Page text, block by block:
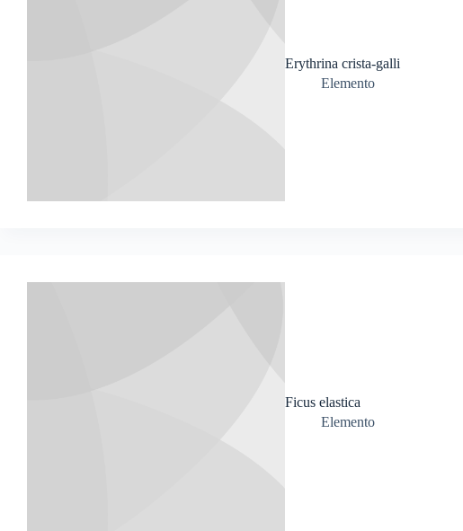
Erythrina crista-galli
Elemento
Ficus elastica
Elemento